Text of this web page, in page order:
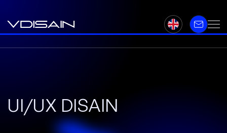
UI/UX DISAIN